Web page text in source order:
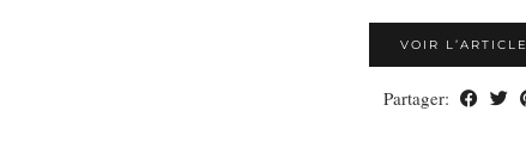
VOIR L’ARTICLE
Partager: